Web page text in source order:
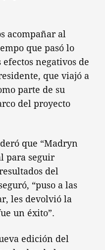
acompañar al
que pasó lo
negativos de
que viajó a
parte de su
del proyecto
que “Madryn
para seguir
del
“puso a las
les devolvió la
un éxito”.
edición del